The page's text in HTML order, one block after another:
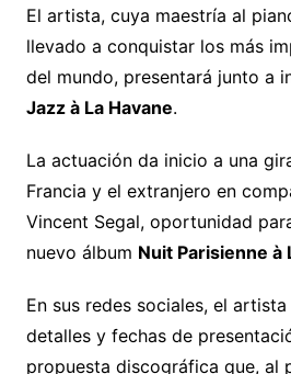
El artista, cuya maestría al
llevado a conquistar los más
del mundo, presentará junto a
Jazz à La Havane.
La actuación da inicio a una
Francia y el extranjero en
Vincent Segal, oportunidad
nuevo álbum Nuit Parisienne à
En sus redes sociales, el
detalles y fechas de
propuesta discográfica que, al